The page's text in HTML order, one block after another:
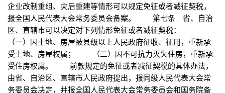
企业改制重组、灾后重建等情形可以规定免征或者减征契税，
报全国人民代表大会常务委员会备案。 第七条 省、自治
区、直辖市可以决定对下列情形免征或者减征契税：
（一）因土地、房屋被县级以上人民政府征收、征用，重新承
受土地、房屋权属； （二）因不可抗力灭失住房，重新承
受住房权属。 前款规定的免征或者减征契税的具体办法，
由省、自治区、直辖市人民政府提出，报同级人民代表大会常
务委员会决定，并报全国人民代表大会常务委员会和国务院备